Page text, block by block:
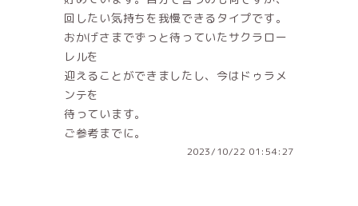
回したい気持ちを我慢できるタイプです。
おかげさまでずっと待っていたサクラロー
レルを
迎えることができましたし、今はドゥラメ
ンテを
待っています。
ご参考までに。
2023/10/22 01:54:27